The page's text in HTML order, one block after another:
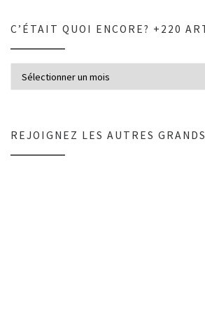
C’ÉTAIT QUOI ENCORE? +220
REJOIGNEZ LES AUTRES